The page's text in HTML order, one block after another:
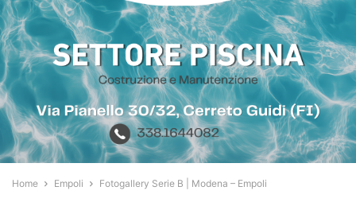
Home Empoli Fotogallery Serie B | Modena – Empoli